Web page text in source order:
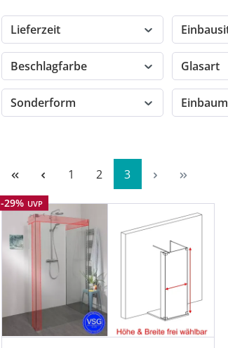
Lieferzeit
Beschlagfarbe Glasart
Sonderform
Seite
1 Seite
2 Seite
3
Rabatt
-29% UVP